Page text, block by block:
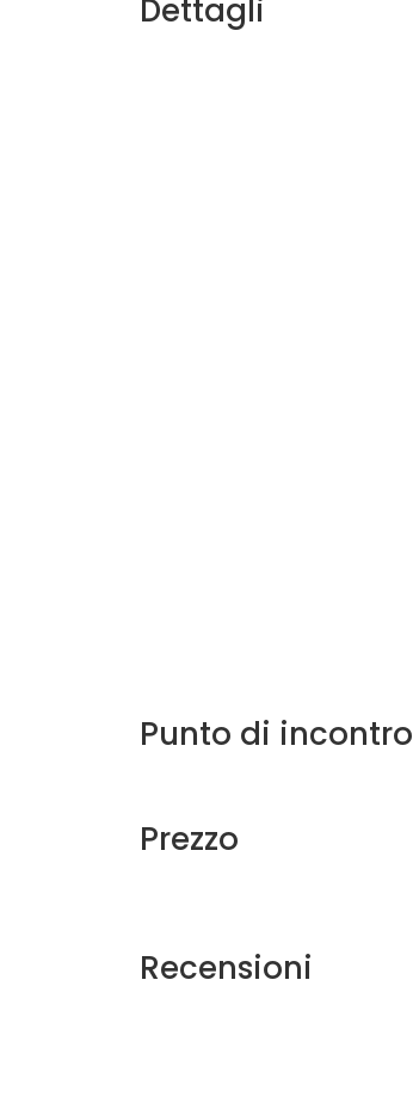
Dettagli
Punto di incontro
Prezzo
Recensioni